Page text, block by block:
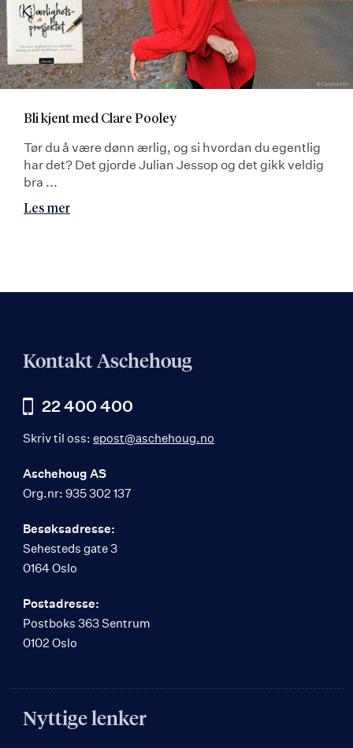
Bli kjent med Clare Pooley
Tør du å være dønn ærlig, og si hvordan du egentlig
har det? Det gjorde Julian Jessop og det gikk veldig
bra ...
Les mer
Kontakt Aschehoug
22 400 400
Skriv til oss: epost@aschehoug.no
Aschehoug AS
Org.nr: 935 302 137
Besøksadresse:
Sehesteds gate 3
0164 Oslo
Postadresse:
Postboks 363 Sentrum
0102 Oslo
Nyttige lenker